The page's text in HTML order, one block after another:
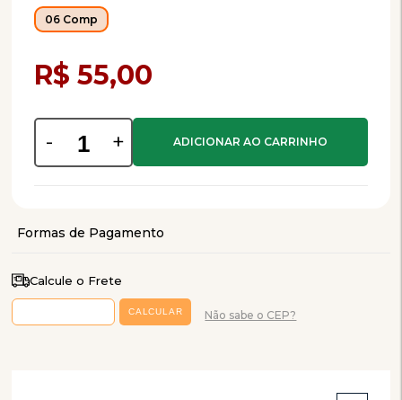
06 Comp
R$ 55,00
- +
Calcule o Frete
Não sabe o CEP?